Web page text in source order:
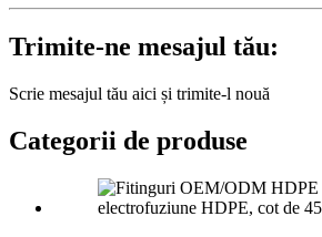
Trimite-ne mesajul tău:
Scrie mesajul tău aici și trimite-l nouă
Categorii de produse